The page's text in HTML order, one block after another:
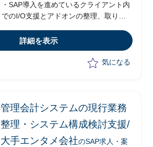
・SAP導入を進めているクライアント内
でのI/O支援とアドオンの整理、取りま
・会計領域のモジュールが対象、
Informaticaベースのデータハブが存在
し、周辺システムは他PKGやホスト、ス
・帳票関連のExcel整備、ユーザーマニ
ュアル作成支援
詳細を表示
気になる
管理会計システムの現行業務
整理・システム構成検討支援/
大手エンタメ会社のSAP求人・案